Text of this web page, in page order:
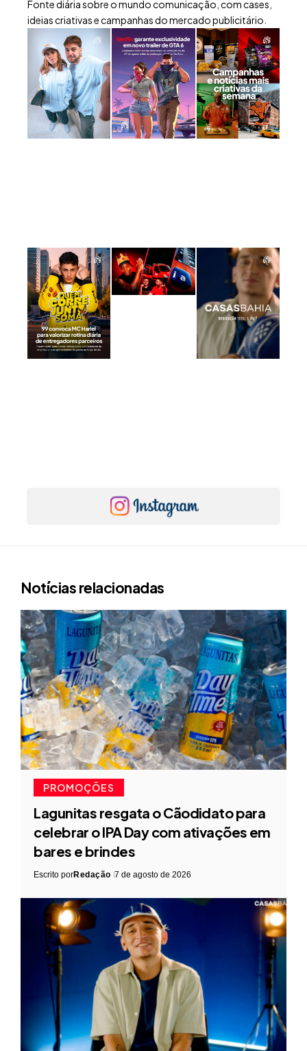
Fonte diária sobre o mundo comunicação, com cases,
ideias criativas e campanhas do mercado publicitário.
Notícias relacionadas
PROMOÇÕES
Lagunitas resgata o Cãodidato para
celebrar o IPA Day com ativações em
bares e brindes
Escrito porRedação 7 de agosto de 2026